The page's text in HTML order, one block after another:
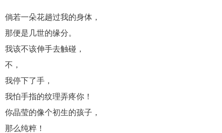
倘若一朵花趟过我的身体，
那便是几世的缘分。
我该不该伸手去触碰，
不，
我停下了手，
我怕手指的纹理弄疼你！
你晶莹的像个初生的孩子，
那么纯粹！